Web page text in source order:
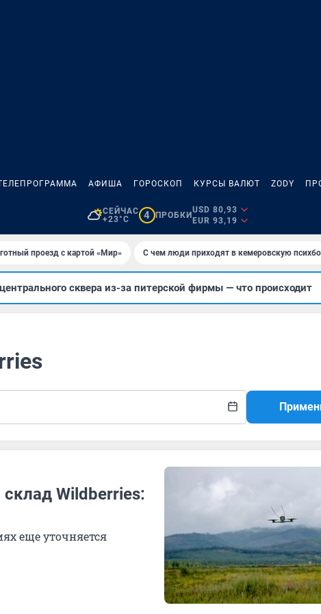
АФИША ГОРОСКОП КУРСЫ ВАЛЮТ ZODY
СЕЙЧАС
+23°C
4 ПРОБКИ
USD 80,93
EUR 93,19
проезд с картой «Мир» С чем люди приходят в кемеровскую
сквера из-за питерской фирмы — что происходит
Wildberries:
еще уточняется